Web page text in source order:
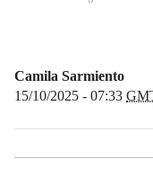
Camila Sarmiento
15/10/2025 - 07:33